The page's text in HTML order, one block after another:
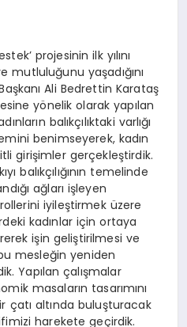
projesinin ilk yılını
mutluluğunu yaşadığını
Ali Bedrettin Karataş
yönelik olarak yapılan
balıkçılıktaki varlığı
benimseyerek, kadın
girişimler gerçekleştirdik.
balıkçılığının temelinde
ağları işleyen
iyileştirmek üzere
kadınlar için ortaya
işin geliştirilmesi ve
mesleğin yeniden
Yapılan çalışmalar
masaların tasarımını
çatı altında buluşturacak
harekete geçirdik.